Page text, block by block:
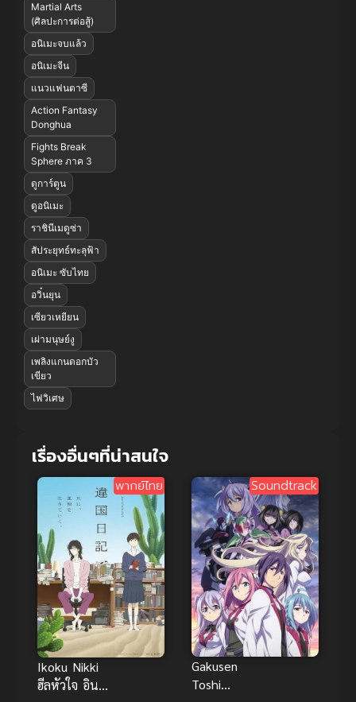
Martial Arts
(ศิลปะการต่อสู้)
อนิเมะจบแล้ว
อนิเมะจีน
แนวแฟนตาซี
Action Fantasy
Donghua
Fights Break
Sphere ภาค 3
ดูการ์ตูน
ดูอนิเมะ
ราชินีเมดูซ่า
สัประยุทธ์ทะลุฟ้า
อนิเมะ ซับไทย
อวิ๋นยุน
เซียวเหยียน
เผ่ามนุษย์งู
เพลิงแกนดอกบัว
เขียว
ไฟวิเศษ
เรื่องอื่นๆที่น่าสนใจ
พากย์ไทย
Ikoku Nikki
ฮีลหัวใจ อิน
Soundtrack
Gakusen
Toshi